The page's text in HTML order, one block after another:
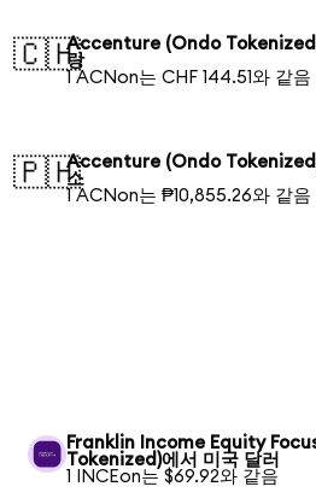
🇨🇭Accenture (Ondo
랑
1 ACNon는 CHF 144.51와 같음
🇵🇭Accenture (Ondo Tokenized)
소
1 ACNon는 ₱10,855.26와 같음
Franklin Income Equity
Tokenized)에서 미국 달러
1 INCEon는 $69.92와 같음